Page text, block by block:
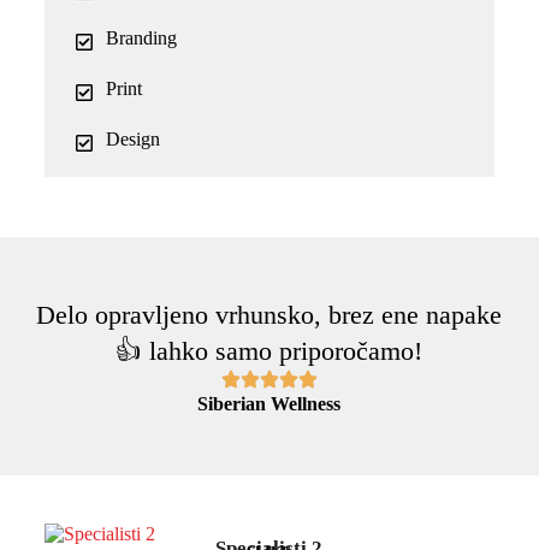
Branding
Print
Design
Delo opravljeno vrhunsko, brez ene napake
👍 lahko samo priporočamo!
Siberian Wellness